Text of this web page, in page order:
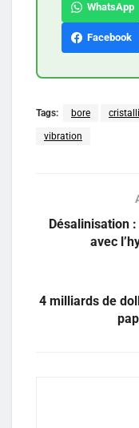
WhatsApp
Facebook
Tags: bore
vibration
Désalinisation
avec
4 milliards de